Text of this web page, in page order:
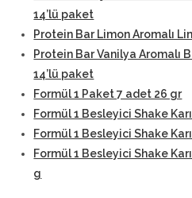
14’lü paket
Protein Bar Limon Aromalı
Protein Bar Vanilya Aromalı
14’lü paket
Formül 1 Paket 7 adet 26 gr
Formül 1 Besleyici Shake
Formül 1 Besleyici Shake
Formül 1 Besleyici Shake
g